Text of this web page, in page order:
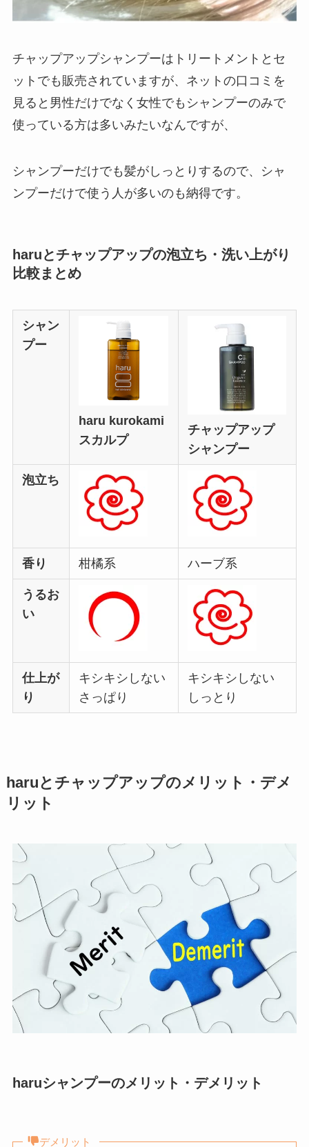
チャップアップシャンプーはトリートメントとセ
ットでも販売されていますが、ネットの口コミを
見ると男性だけでなく女性でもシャンプーのみで
使っている方は多いみたいなんですが、
シャンプーだけでも髪がしっとりするので、シャ
ンプーだけで使う人が多いのも納得です。
haruとチャップアップの泡立ち・洗い上がり
比較まとめ
シャン
プー
haru kurokami
スカルプ
チャップアップ
シャンプー
泡立ち
香り 柑橘系 ハーブ系
うるお
い
仕上が
り
キシキシしない
さっぱり
キシキシしない
しっとり
haruとチャップアップのメリット・デメ
リット
haruシャンプーのメリット・デメリット
デメリット